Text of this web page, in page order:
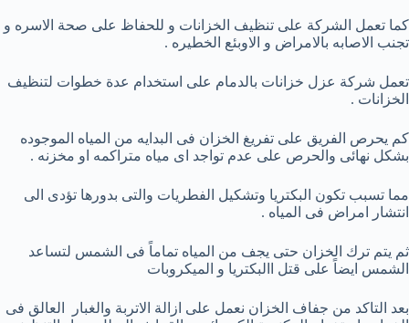
كما تعمل الشركة على تنظيف الخزانات و للحفاظ على صحة الاسره و
تجنب الاصابه بالامراض و الاوبئع الخطيره .
تعمل شركة عزل خزانات بالدمام على استخدام عدة خطوات لتنظيف
الخزانات .
كم يحرص الفريق على تفريغ الخزان فى البدايه من المياه الموجوده
بشكل نهائى والحرص على عدم تواجد اى مياه متراكمه او مخزنه .
مما تسبب تكون البكتريا وتشكيل الفطريات والتى بدورها تؤدى الى
انتشار امراض فى المياه .
ثم يتم ترك الخزان حتى يجف من المياه تماماً فى الشمس لتساعد
الشمس ايضاً على قتل االبكتريا و الميكروبات
بعد التاكد من جفاف الخزان نعمل على ازالة الاتربة والغبار العالق فى